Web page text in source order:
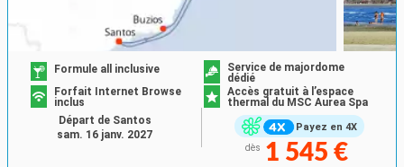
Payez en 4X
Formule all inclusive
Service de majordome
dédié
Forfait Internet Browse
inclus
Accès gratuit à l’espace
thermal du MSC Aurea Spa
dès 1 545 €
Départ de Santos
sam. 16 janv. 2027